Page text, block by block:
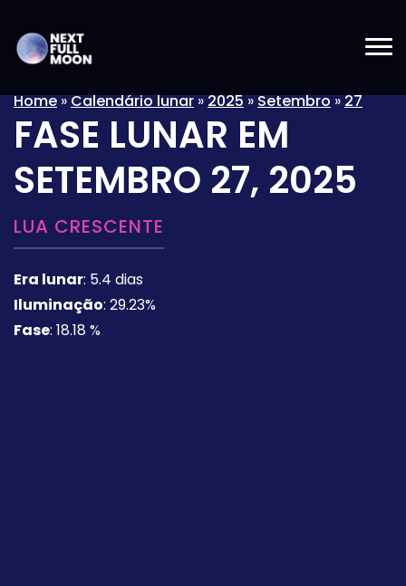
Home»Calendário lunar»2025»Setembro»27
FASE LUNAR EM
SETEMBRO 27, 2025
LUA CRESCENTE
Era lunar: 5.4 dias
Iluminação: 29.23%
Fase: 18.18 %